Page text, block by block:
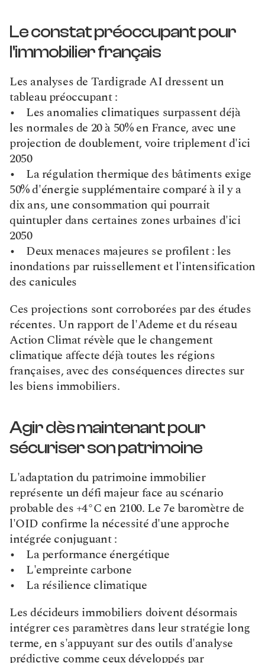
Le constat préoccupant pour
l'immobilier français
Les analyses de Tardigrade AI dressent un
tableau préoccupant :
•    Les anomalies climatiques surpassent déjà
les normales de 20 à 50% en France, avec une
projection de doublement, voire triplement d'ici
2050
•    La régulation thermique des bâtiments exige
50% d'énergie supplémentaire comparé à il y a
dix ans, une consommation qui pourrait
quintupler dans certaines zones urbaines d'ici
2050
•    Deux menaces majeures se profilent : les
inondations par ruissellement et l'intensification
des canicules
Ces projections sont corroborées par des études
récentes. Un rapport de l'Ademe et du réseau
Action Climat révèle que le changement
climatique affecte déjà toutes les régions
françaises, avec des conséquences directes sur
les biens immobiliers.
Agir dès maintenant pour
sécuriser son patrimoine
L'adaptation du patrimoine immobilier
représente un défi majeur face au scénario
probable des +4°C en 2100. Le 7e baromètre de
l'OID confirme la nécessité d'une approche
intégrée conjuguant :
•    La performance énergétique
•    L'empreinte carbone
•    La résilience climatique
Les décideurs immobiliers doivent désormais
intégrer ces paramètres dans leur stratégie long
terme, en s'appuyant sur des outils d'analyse
prédictive comme ceux développés par